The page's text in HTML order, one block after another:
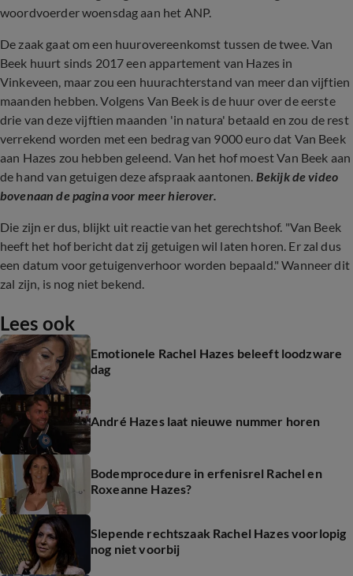
woordvoerder woensdag aan het ANP.
De zaak gaat om een huurovereenkomst tussen de twee. Van
Beek huurt sinds 2017 een appartement van Hazes in
Vinkeveen, maar zou een huurachterstand van meer dan vijftien
maanden hebben. Volgens Van Beek is de huur over de eerste
drie van deze vijftien maanden 'in natura' betaald en zou de rest
verrekend worden met een bedrag van 9000 euro dat Van Beek
aan Hazes zou hebben geleend. Van het hof moest Van Beek aan
de hand van getuigen deze afspraak aantonen. Bekijk de video
bovenaan de pagina voor meer hierover.
Die zijn er dus, blijkt uit reactie van het gerechtshof. "Van Beek
heeft het hof bericht dat zij getuigen wil laten horen. Er zal dus
een datum voor getuigenverhoor worden bepaald." Wanneer dit
zal zijn, is nog niet bekend.
Lees ook
Emotionele Rachel Hazes beleeft loodzware
dag
André Hazes laat nieuwe nummer horen
Bodemprocedure in erfenisrel Rachel en
Roxeanne Hazes?
Slepende rechtszaak Rachel Hazes voorlopig
nog niet voorbij